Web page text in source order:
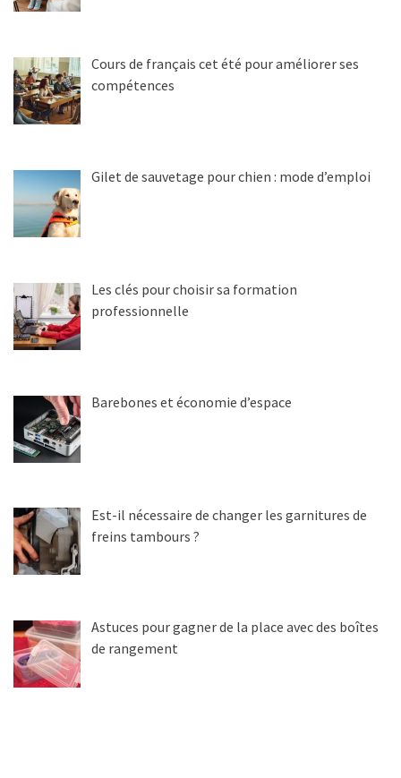
Cours de français cet été pour améliorer ses
compétences
Gilet de sauvetage pour chien : mode d’emploi
Les clés pour choisir sa formation
professionnelle
Barebones et économie d’espace
Est-il nécessaire de changer les garnitures de
freins tambours ?
Astuces pour gagner de la place avec des boîtes
de rangement